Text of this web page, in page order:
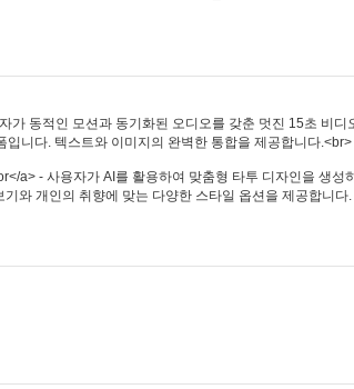
가 동적인 모션과 동기화된 오디오를 갖춘 멋진 15초 비디
니다. 텍스트와 이미지의 완벽한 통합을 제공합니다.<br>
a> - 사용자가 AI를 활용하여 맞춤형 타투 디자인을 생성
와 개인의 취향에 맞는 다양한 스타일 옵션을 제공합니다.